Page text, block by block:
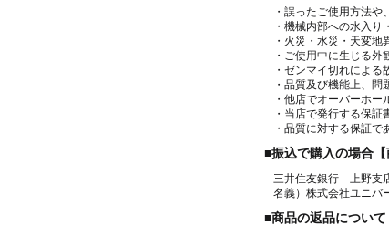
・誤ったご使用方法や
・機械内部への水入
・火災・水災・天変地
・ご使用中に生じる
・ゼンマイ切れによる
・品質及び機能上、
・他店でオーバーホー
・当店で発行する保
・品質に対する保証
■振込で購入の場合【
三井住友銀行 上野
名義）株式会社ユニバ
■商品の返品について